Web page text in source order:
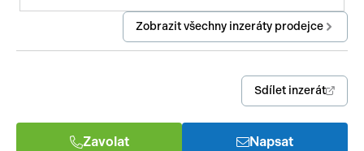
Zobrazit všechny inzeráty prodejce
Sdílet inzerát
Zavolat Napsat